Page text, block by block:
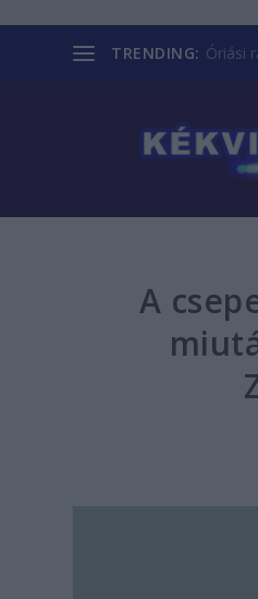
TRENDING: Óriási
A